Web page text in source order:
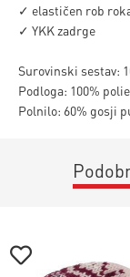
✓ elastičen rob
✓ YKK zadrge
Surovinski sestav:
Podloga: 100%
Polnilo: 60% gosji